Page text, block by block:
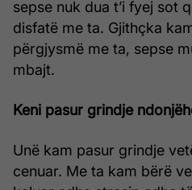
sepse nuk dua t’i fyej sot
disfatë me ta. Gjithçka
përgjysmë me ta, sepse
mbajt.
Keni pasur grindje
Unë kam pasur grindje
cenuar. Me ta kam bërë